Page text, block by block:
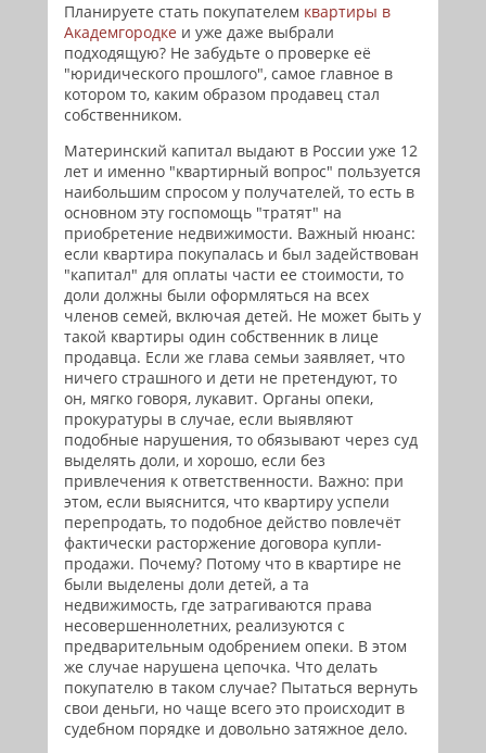
Планируете стать покупателем квартиры в
Академгородке и уже даже выбрали
подходящую? Не забудьте о проверке её
"юридического прошлого", самое главное в
котором то, каким образом продавец стал
собственником.
Материнский капитал выдают в России уже 12
лет и именно "квартирный вопрос" пользуется
наибольшим спросом у получателей, то есть в
основном эту госпомощь "тратят" на
приобретение недвижимости. Важный нюанс:
если квартира покупалась и был задействован
"капитал" для оплаты части ее стоимости, то
доли должны были оформляться на всех
членов семей, включая детей. Не может быть у
такой квартиры один собственник в лице
продавца. Если же глава семьи заявляет, что
ничего страшного и дети не претендуют, то
он, мягко говоря, лукавит. Органы опеки,
прокуратуры в случае, если выявляют
подобные нарушения, то обязывают через суд
выделять доли, и хорошо, если без
привлечения к ответственности. Важно: при
этом, если выяснится, что квартиру успели
перепродать, то подобное действо повлечёт
фактически расторжение договора купли-
продажи. Почему? Потому что в квартире не
были выделены доли детей, а та
недвижимость, где затрагиваются права
несовершеннолетних, реализуются с
предварительным одобрением опеки. В этом
же случае нарушена цепочка. Что делать
покупателю в таком случае? Пытаться вернуть
свои деньги, но чаще всего это происходит в
судебном порядке и довольно затяжное дело.